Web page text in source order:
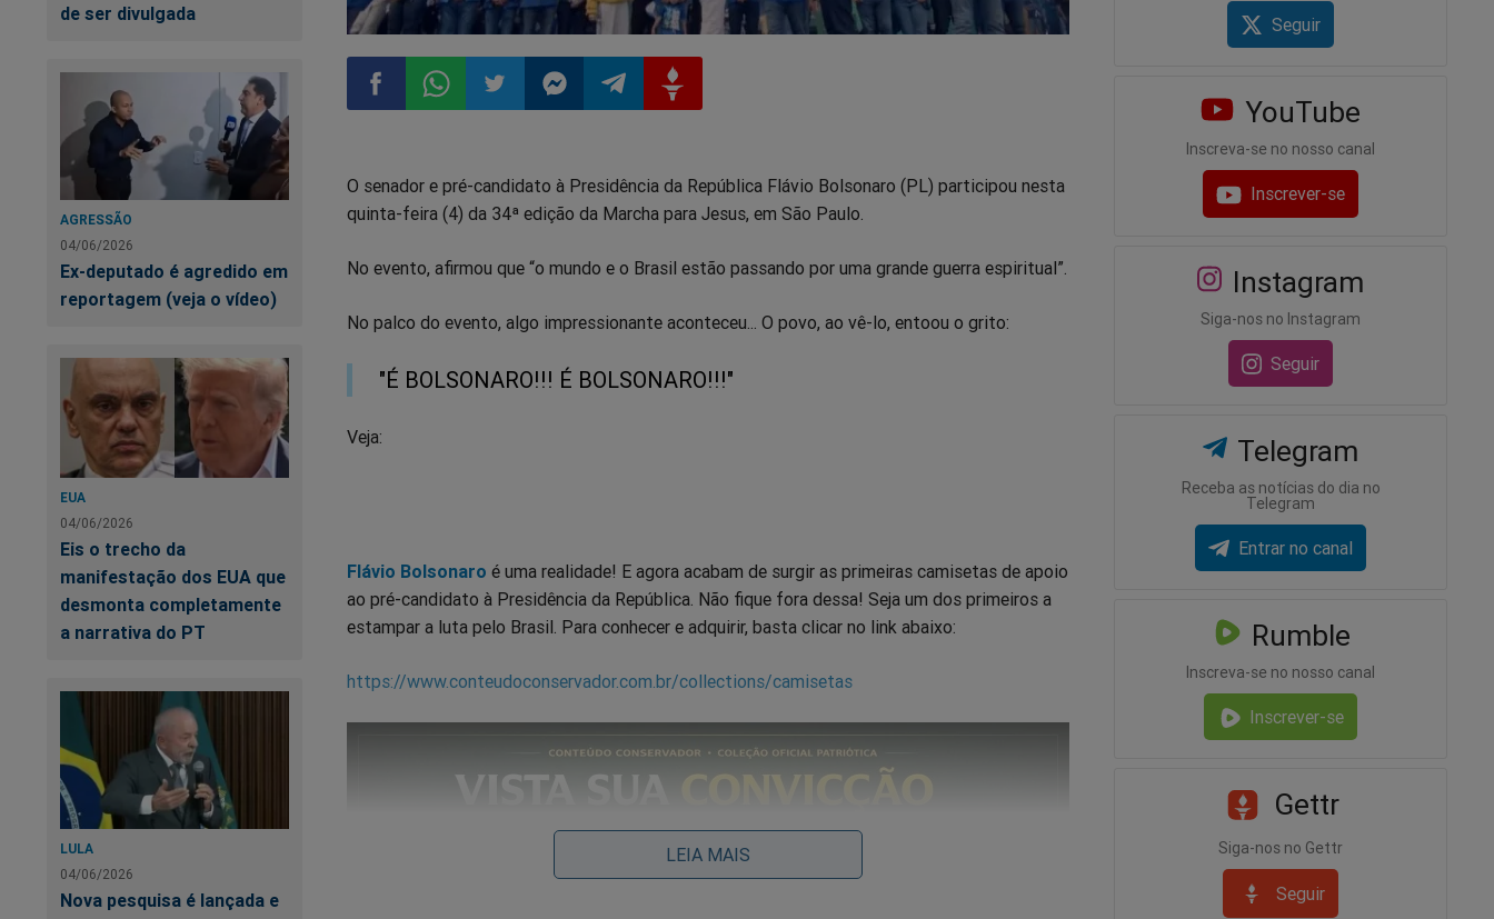
de ser divulgada
AGRESSÃO
04/06/2026
Ex-deputado é agredido em
reportagem (veja o vídeo)
EUA
04/06/2026
Eis o trecho da
manifestação dos EUA que
desmonta completamente
a narrativa do PT
LULA
04/06/2026
Nova pesquisa é lançada e
no
no
no
no
no
no
O senador e pré-candidato à Presidência da República Flávio Bolsonaro (PL) participou nesta
quinta-feira (4) da 34ª edição da Marcha para Jesus, em São Paulo.
No evento, afirmou que “o mundo e o Brasil estão passando por uma grande guerra espiritual”.
No palco do evento, algo impressionante aconteceu... O povo, ao vê-lo, entoou o grito:
"É BOLSONARO!!! É BOLSONARO!!!"
Veja:
Flávio Bolsonaro é uma realidade! E agora acabam de surgir as primeiras camisetas de apoio
ao pré-candidato à Presidência da República. Não fique fora dessa! Seja um dos primeiros a
estampar a luta pelo Brasil. Para conhecer e adquirir, basta clicar no link abaixo:
https://www.conteudoconservador.com.br/collections/camisetas
LEIA MAIS
Seguir
YouTube
Inscreva-se no nosso canal
Inscrever-se
Instagram
Siga-nos no Instagram
Seguir
Telegram
Receba as notícias do dia no
Telegram
Entrar no canal
Rumble
Inscreva-se no nosso canal
Inscrever-se
Gettr
Siga-nos no Gettr
Seguir